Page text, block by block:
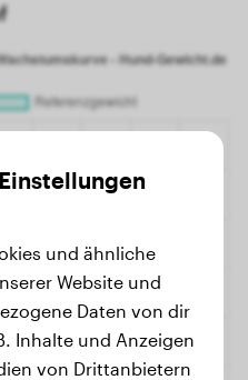
und ähnliche
Website und
Daten von dir
Inhalte und Anzeigen
von Drittanbietern